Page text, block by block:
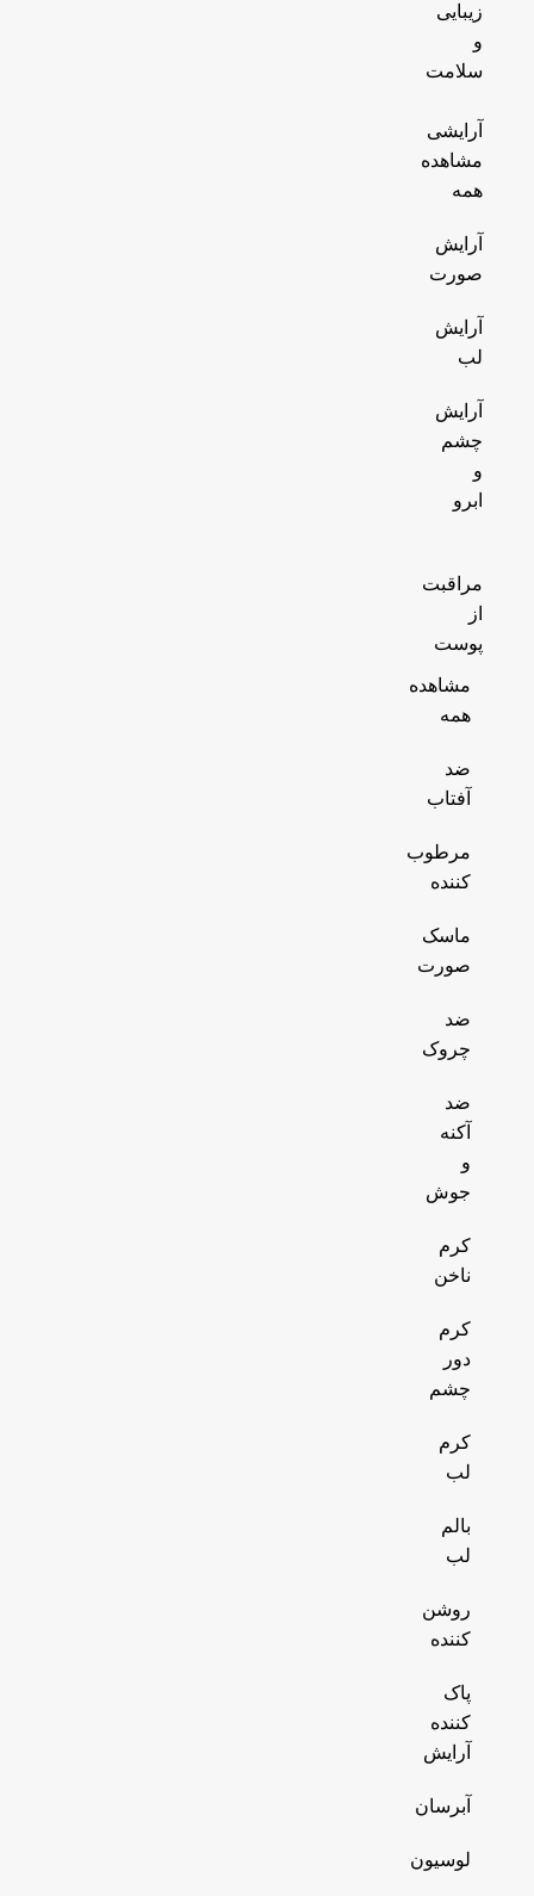
زیبایی
و
سلامت
آرایشی
مشاهده
همه
آرایش
صورت
آرایش
لب
آرایش
چشم
و
ابرو
مراقبت
از
پوست
مشاهده
همه
ضد
آفتاب
مرطوب
کننده
ماسک
صورت
ضد
چروک
ضد
آکنه
و
جوش
کرم
ناخن
کرم
دور
چشم
کرم
لب
بالم
لب
روشن
کننده
پاک
کننده
آرایش
آبرسان
لوسیون